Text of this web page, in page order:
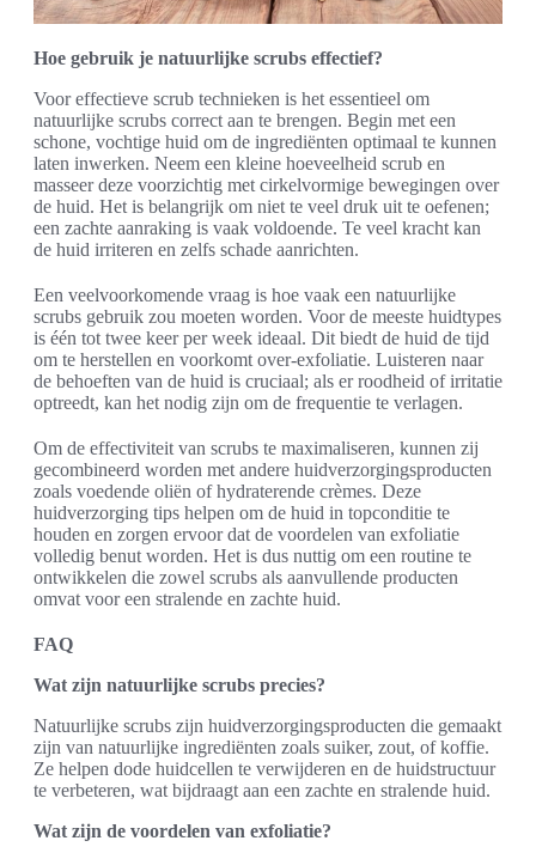
Hoe gebruik je natuurlijke scrubs effectief?
Voor effectieve scrub technieken is het essentieel om
natuurlijke scrubs correct aan te brengen. Begin met een
schone, vochtige huid om de ingrediënten optimaal te kunnen
laten inwerken. Neem een kleine hoeveelheid scrub en
masseer deze voorzichtig met cirkelvormige bewegingen over
de huid. Het is belangrijk om niet te veel druk uit te oefenen;
een zachte aanraking is vaak voldoende. Te veel kracht kan
de huid irriteren en zelfs schade aanrichten.
Een veelvoorkomende vraag is hoe vaak een natuurlijke
scrubs gebruik zou moeten worden. Voor de meeste huidtypes
is één tot twee keer per week ideaal. Dit biedt de huid de tijd
om te herstellen en voorkomt over-exfoliatie. Luisteren naar
de behoeften van de huid is cruciaal; als er roodheid of irritatie
optreedt, kan het nodig zijn om de frequentie te verlagen.
Om de effectiviteit van scrubs te maximaliseren, kunnen zij
gecombineerd worden met andere huidverzorgingsproducten
zoals voedende oliën of hydraterende crèmes. Deze
huidverzorging tips helpen om de huid in topconditie te
houden en zorgen ervoor dat de voordelen van exfoliatie
volledig benut worden. Het is dus nuttig om een routine te
ontwikkelen die zowel scrubs als aanvullende producten
omvat voor een stralende en zachte huid.
FAQ
Wat zijn natuurlijke scrubs precies?
Natuurlijke scrubs zijn huidverzorgingsproducten die gemaakt
zijn van natuurlijke ingrediënten zoals suiker, zout, of koffie.
Ze helpen dode huidcellen te verwijderen en de huidstructuur
te verbeteren, wat bijdraagt aan een zachte en stralende huid.
Wat zijn de voordelen van exfoliatie?